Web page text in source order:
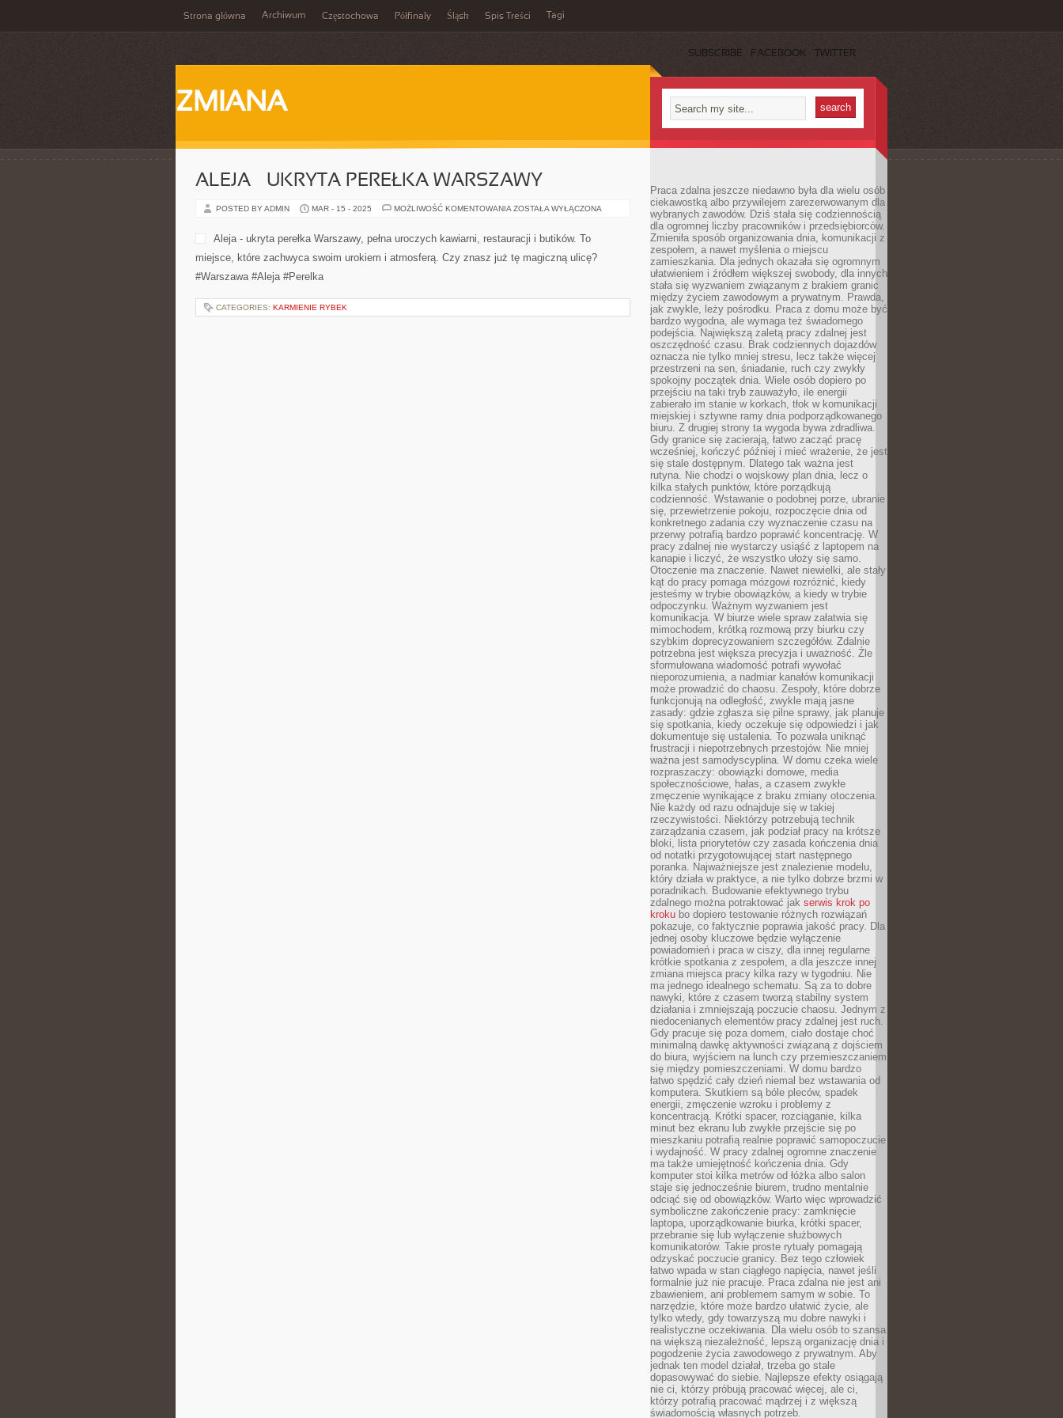
Strona główna Archiwum Częstochowa Półfinały Śląsk Spis Treści Tagi
SUBSCRIBE FACEBOOK TWITTER
ZMIANA
ALEJA – UKRYTA PEREŁKA WARSZAWY
POSTED BY ADMIN MAR - 15 - 2025 MOŻLIWOŚĆ KOMENTOWANIA ALEJA
PEREŁKA
WARSZAWY
ZOSTAŁA WYŁĄCZONA
Aleja - ukryta perełka Warszawy, pełna uroczych
kawiarni, restauracji i butików. To miejsce, które
magiczną ulicę? #Warszawa #Aleja #Perelka
Praca zdalna jeszcze niedawno była dla wielu osób
ciekawostką albo przywilejem zarezerwowanym dla
wybranych zawodów. Dziś stała się codziennością
dla ogromnej liczby pracowników i przedsiębiorców.
Zmieniła sposób organizowania dnia, komunikacji z
zespołem, a nawet myślenia o miejscu
zamieszkania. Dla jednych okazała się ogromnym
ułatwieniem i źródłem większej swobody, dla innych
stała się wyzwaniem związanym z brakiem granic
między życiem zawodowym a prywatnym. Prawda,
jak zwykle, leży pośrodku. Praca z domu może być
bardzo wygodna, ale wymaga też świadomego
podejścia. Największą zaletą pracy zdalnej jest
oszczędność czasu. Brak codziennych dojazdów
oznacza nie tylko mniej stresu, lecz także więcej
przestrzeni na sen, śniadanie, ruch czy zwykły
spokojny początek dnia. Wiele osób dopiero po
przejściu na taki tryb zauważyło, ile energii
zabierało im stanie w korkach, tłok w komunikacji
miejskiej i sztywne ramy dnia podporządkowanego
biuru. Z drugiej strony ta wygoda bywa zdradliwa.
Gdy granice się zacierają, łatwo zacząć pracę
wcześniej, kończyć później i mieć wrażenie, że jest
się stale dostępnym. Dlatego tak ważna jest
rutyna. Nie chodzi o wojskowy plan dnia, lecz o
kilka stałych punktów, które porządkują
codzienność. Wstawanie o podobnej porze, ubranie
się, przewietrzenie pokoju, rozpoczęcie dnia od
konkretnego zadania czy wyznaczenie czasu na
przerwy potrafią bardzo poprawić koncentrację. W
pracy zdalnej nie wystarczy usiąść z laptopem na
kanapie i liczyć, że wszystko ułoży się samo.
Otoczenie ma znaczenie. Nawet niewielki, ale stały
kąt do pracy pomaga mózgowi rozróżnić, kiedy
jesteśmy w trybie obowiązków, a kiedy w trybie
odpoczynku. Ważnym wyzwaniem jest
komunikacja. W biurze wiele spraw załatwia się
mimochodem, krótką rozmową przy biurku czy
szybkim doprecyzowaniem szczegółów. Zdalnie
potrzebna jest większa precyzja i uważność. Źle
sformułowana wiadomość potrafi wywołać
nieporozumienia, a nadmiar kanałów komunikacji
może prowadzić do chaosu. Zespoły, które dobrze
funkcjonują na odległość, zwykle mają jasne
zasady: gdzie zgłasza się pilne sprawy, jak planuje
się spotkania, kiedy oczekuje się odpowiedzi i jak
dokumentuje się ustalenia. To pozwala uniknąć
frustracji i niepotrzebnych przestojów. Nie mniej
ważna jest samodyscyplina. W domu czeka wiele
rozpraszaczy: obowiązki domowe, media
społecznościowe, hałas, a czasem zwykłe
zmęczenie wynikające z braku zmiany otoczenia.
Nie każdy od razu odnajduje się w takiej
rzeczywistości. Niektórzy potrzebują technik
zarządzania czasem, jak podział pracy na krótsze
bloki, lista priorytetów czy zasada kończenia dnia
od notatki przygotowującej start następnego
poranka. Najważniejsze jest znalezienie modelu,
który działa w praktyce, a nie tylko dobrze brzmi w
poradnikach. Budowanie efektywnego trybu
zdalnego można potraktować jak serwis krok po
kroku bo dopiero testowanie różnych rozwiązań
pokazuje, co faktycznie poprawia jakość pracy. Dla
jednej osoby kluczowe będzie wyłączenie
powiadomień i praca w ciszy, dla innej regularne
krótkie spotkania z zespołem, a dla jeszcze innej
zmiana miejsca pracy kilka razy w tygodniu. Nie
ma jednego idealnego schematu. Są za to dobre
nawyki, które z czasem tworzą stabilny system
działania i zmniejszają poczucie chaosu. Jednym z
niedocenianych elementów pracy zdalnej jest ruch.
Gdy pracuje się poza domem, ciało dostaje choć
minimalną dawkę aktywności związaną z dojściem
do biura, wyjściem na lunch czy przemieszczaniem
się między pomieszczeniami. W domu bardzo
łatwo spędzić cały dzień niemal bez wstawania od
komputera. Skutkiem są bóle pleców, spadek
energii, zmęczenie wzroku i problemy z
koncentracją. Krótki spacer, rozciąganie, kilka
minut bez ekranu lub zwykłe przejście się po
mieszkaniu potrafią realnie poprawić samopoczucie
i wydajność. W pracy zdalnej ogromne znaczenie
ma także umiejętność kończenia dnia. Gdy
komputer stoi kilka metrów od łóżka albo salon
staje się jednocześnie biurem, trudno mentalnie
odciąć się od obowiązków. Warto więc wprowadzić
symboliczne zakończenie pracy: zamknięcie
laptopa, uporządkowanie biurka, krótki spacer,
przebranie się lub wyłączenie służbowych
komunikatorów. Takie proste rytuały pomagają
odzyskać poczucie granicy. Bez tego człowiek
łatwo wpada w stan ciągłego napięcia, nawet jeśli
formalnie już nie pracuje. Praca zdalna nie jest ani
zbawieniem, ani problemem samym w sobie. To
narzędzie, które może bardzo ułatwić życie, ale
tylko wtedy, gdy towarzyszą mu dobre nawyki i
realistyczne oczekiwania. Dla wielu osób to szansa
na większą niezależność, lepszą organizację dnia i
pogodzenie życia zawodowego z prywatnym. Aby
jednak ten model działał, trzeba go stale
dopasowywać do siebie. Najlepsze efekty osiągają
nie ci, którzy próbują pracować więcej, ale ci,
którzy potrafią pracować mądrzej i z większą
świadomością własnych potrzeb.